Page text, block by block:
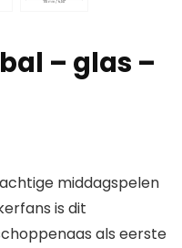
– glas –
middagspelen
is dit
als eerste